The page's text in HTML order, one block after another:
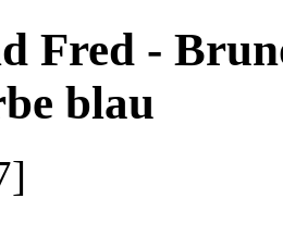
Fred -
blau